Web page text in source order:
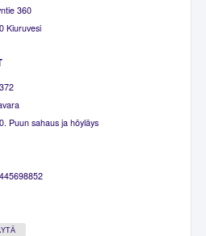
360
Kiuruvesi
Puun sahaus ja höyläys